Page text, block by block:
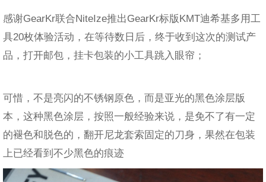
感谢GearKr联合NiteIze推出GearKr标版KMT迪希基多用工
具20枚体验活动，在等待数日后，终于收到这次的测试产
品，打开邮包，挂卡包装的小工具跳入眼帘；
可惜，不是亮闪的不锈钢原色，而是亚光的黑色涂层版
本，这种黑色涂层，按照一般经验来说，是免不了有一定
的褪色和脱色的，翻开尼龙套索固定的刀身，果然在包装
上已经看到不少黑色的痕迹